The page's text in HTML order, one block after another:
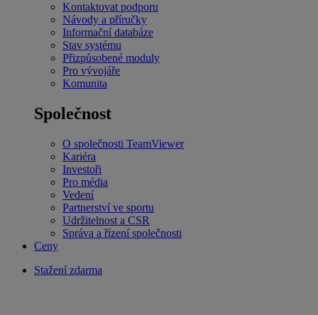
Kontaktovat podporu
Návody a příručky
Informační databáze
Stav systému
Přizpůsobené moduly
Pro vývojáře
Komunita
Společnost
O společnosti TeamViewer
Kariéra
Investoři
Pro média
Vedení
Partnerství ve sportu
Udržitelnost a CSR
Správa a řízení společnosti
Ceny
Stažení zdarma